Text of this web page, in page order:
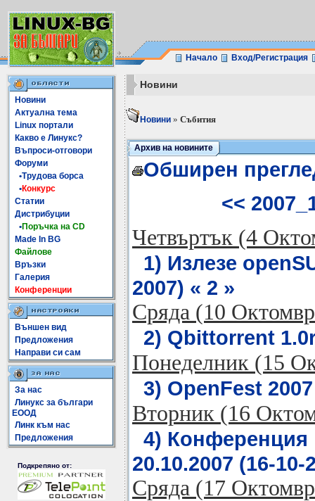
Начало Вход/Регистрация
Новини
Актуална тема
Linux портали
Какво е Линукс?
Въпроси-отговори
Форуми
•Трудова борса
•Конкурс
Статии
Дистрибуции
•Поръчка на CD
Made In BG
Файлове
Връзки
Галерия
Конференции
Външен вид
Предложения
Направи си сам
За нас
Линукс за българи
ЕООД
Линк към нас
Предложения
Подкрепяно от:
Новини
Новини » Събития
Архив на новините
Обширен
<<
Четвъртък (4
1) Излезе
2007) « 2 »
Сряда (10
2) Qbittorrent
Понеделник (15
3) OpenFest
Вторник (16
4) Конференция
20.10.2007 (16-10-
Сряда (17